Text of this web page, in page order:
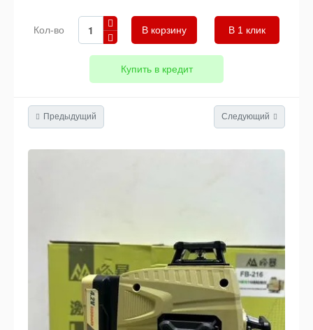
Кол-во В 1 клик
Купить в кредит
Предыдущий Следующий